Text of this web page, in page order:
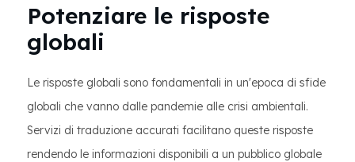
Potenziare le risposte
globali
Le risposte globali sono fondamentali in un'epoca di sfide
globali che vanno dalle pandemie alle crisi ambientali.
Servizi di traduzione accurati facilitano queste risposte
rendendo le informazioni disponibili a un pubblico globale